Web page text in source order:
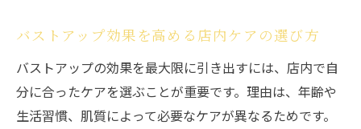
バストアップ効果を高める店内ケアの選び方
バストアップの効果を最大限に引き出すには、店内で自
分に合ったケアを選ぶことが重要です。理由は、年齢や
生活習慣、肌質によって必要なケアが異なるためです。